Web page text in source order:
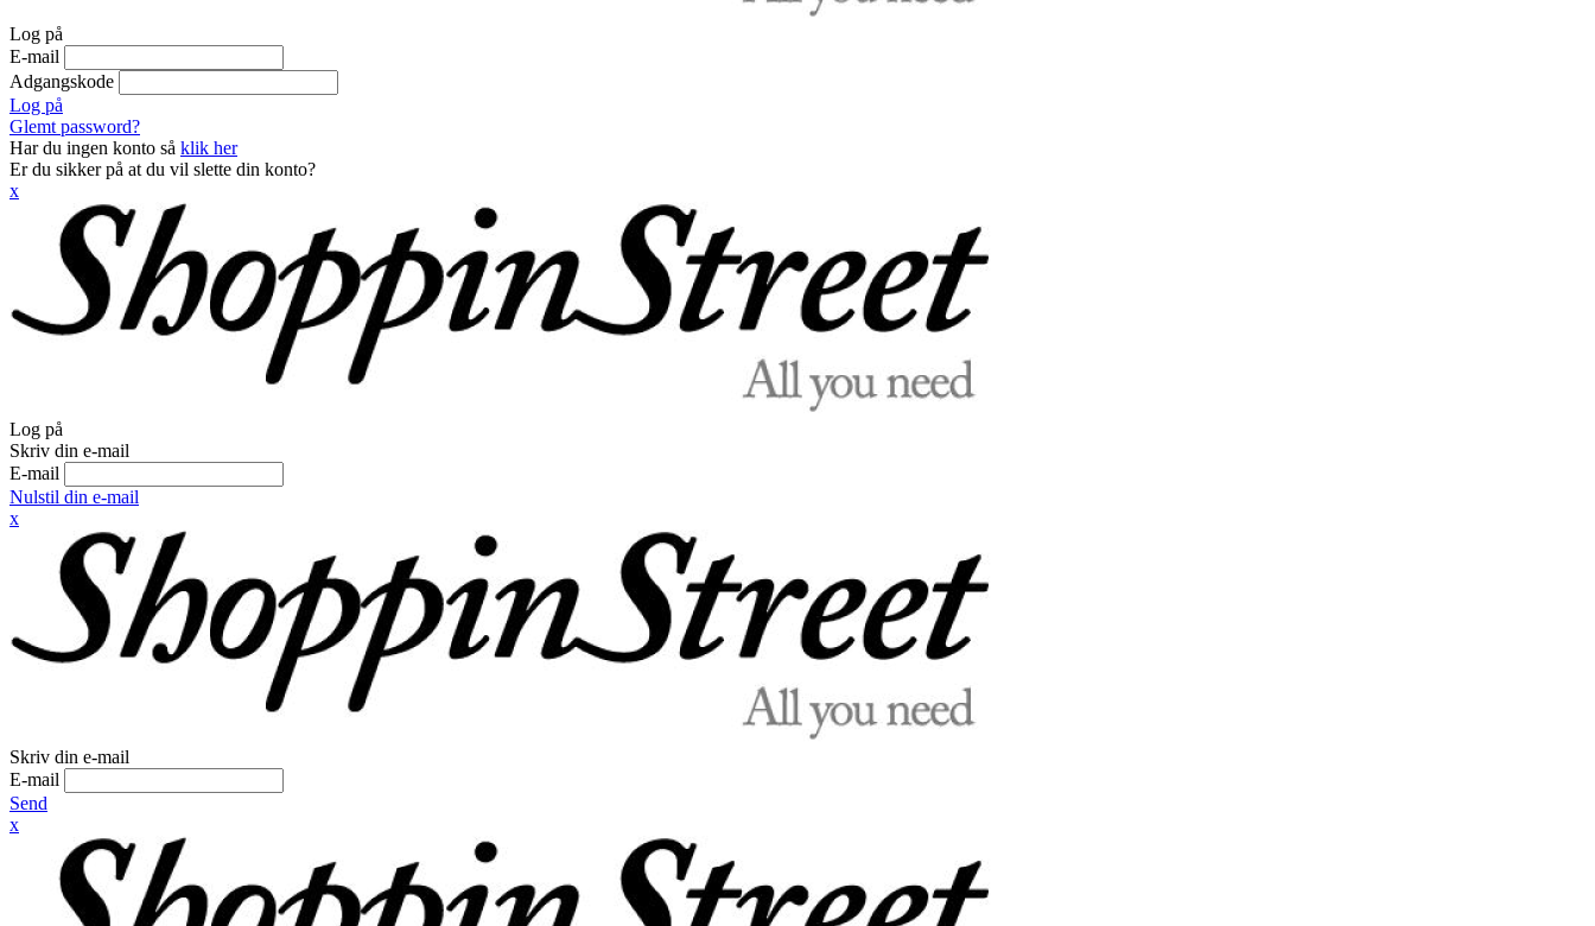
Log på
E-mail
Adgangskode
Log på
Glemt password?
Har du ingen konto så klik her
Er du sikker på at du vil slette din konto?
x
Log på
Skriv din e-mail
E-mail
Nulstil din e-mail
x
Skriv din e-mail
E-mail
Send
x